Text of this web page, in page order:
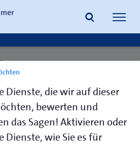
SHK
1797-
m.pettan@hwk-
aurich.de
Dienste, die wir auf dieser
bewerten und
das Sagen! Aktivieren oder
Dienste, wie Sie es für